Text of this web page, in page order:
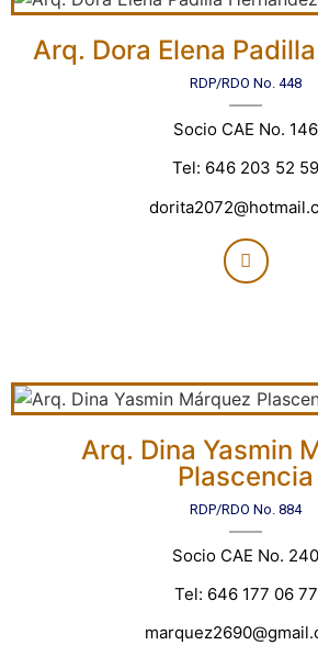
Arq. Dora Elena
RDP/RDO No. 448
Socio CAE No. 146
Tel: 646 203 52 59
Arq. Dina Yasmin
Plascencia
RDP/RDO No. 884
Socio CAE No. 240
Tel: 646 177 06 77